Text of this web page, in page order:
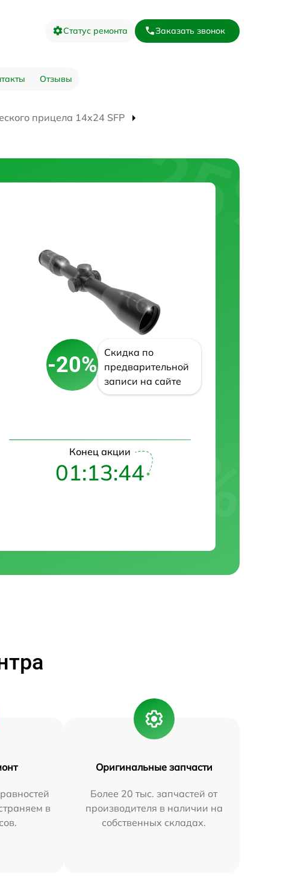
Статус ремонта Заказать звонок
Отзывы
прицела 14x24 SFP
-20%
Скидка по
предварительной
записи на сайте
Конец акции
01:13:43
в
Оригинальные запчасти
Более 20 тыс. запчастей от
производителя в наличии на
собственных складах.